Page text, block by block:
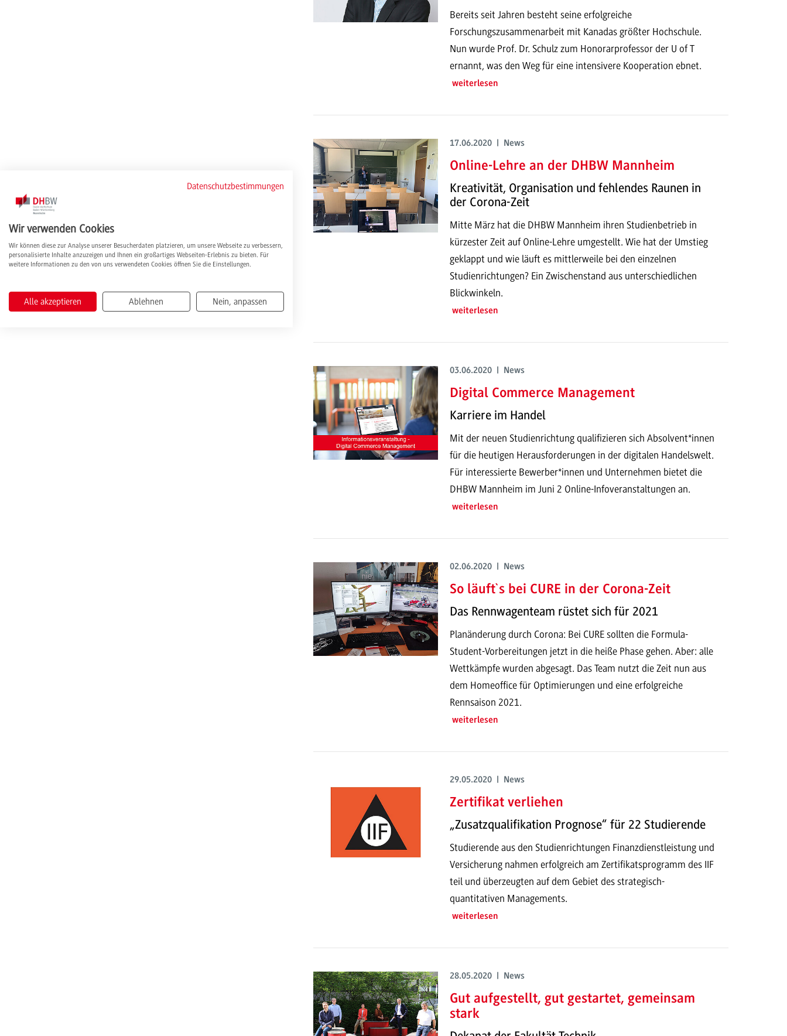
Bereits seit Jahren besteht seine erfolgreiche
Forschungszusammenarbeit mit Kanadas größter Hochschule.
Nun wurde Prof. Dr. Schulz zum Honorarprofessor der U of T
ernannt, was den Weg für eine intensivere Kooperation ebnet.
weiterlesen
17.06.2020 | News
Online-Lehre an der DHBW Mannheim
Kreativität, Organisation und fehlendes Raunen in
der Corona-Zeit
Mitte März hat die DHBW Mannheim ihren Studienbetrieb in
kürzester Zeit auf Online-Lehre umgestellt. Wie hat der Umstieg
geklappt und wie läuft es mittlerweile bei den einzelnen
Studienrichtungen? Ein Zwischenstand aus unterschiedlichen
Blickwinkeln.
weiterlesen
03.06.2020 | News
Digital Commerce Management
Karriere im Handel
Mit der neuen Studienrichtung qualifizieren sich Absolvent*innen
für die heutigen Herausforderungen in der digitalen Handelswelt.
Für interessierte Bewerber*innen und Unternehmen bietet die
DHBW Mannheim im Juni 2 Online-Infoveranstaltungen an.
weiterlesen
02.06.2020 | News
So läuft`s bei CURE in der Corona-Zeit
Das Rennwagenteam rüstet sich für 2021
Planänderung durch Corona: Bei CURE sollten die Formula-
Student-Vorbereitungen jetzt in die heiße Phase gehen. Aber: alle
Wettkämpfe wurden abgesagt. Das Team nutzt die Zeit nun aus
dem Homeoffice für Optimierungen und eine erfolgreiche
Rennsaison 2021.
weiterlesen
29.05.2020 | News
Zertifikat verliehen
„Zusatzqualifikation Prognose“ für 22 Studierende
Studierende aus den Studienrichtungen Finanzdienstleistung und
Versicherung nahmen erfolgreich am Zertifikatsprogramm des IIF
teil und überzeugten auf dem Gebiet des strategisch-
quantitativen Managements.
weiterlesen
28.05.2020 | News
Gut aufgestellt, gut gestartet, gemeinsam
stark
Datenschutzbestimmungen
Wir verwenden Cookies
Wir können diese zur Analyse unserer Besucherdaten platzieren, um unsere Webseite zu verbessern,
personalisierte Inhalte anzuzeigen und Ihnen ein großartiges Webseiten-Erlebnis zu bieten. Für
weitere Informationen zu den von uns verwendeten Cookies öffnen Sie die Einstellungen.
Alle akzeptieren Ablehnen Nein, anpassen